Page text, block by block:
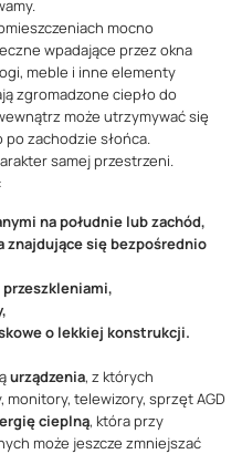
mocno
wpadające przez okna
meble i inne elementy
zgromadzone ciepło do
może utrzymywać się
po zachodzie słońca.
samej przestrzeni.
na południe lub zachód,
znajdujące się bezpośrednio
o lekkiej konstrukcji.
urządzenia, z których
monitory, telewizory, sprzęt AGD
cieplną, która przy
może jeszcze zmniejszać